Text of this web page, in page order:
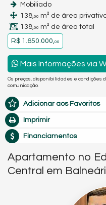
Mobiliado
138,00 m² de área
138,00 m² de área total
R$ 1.650.000,00
Mais Informações via
Os preços, disponibilidades e condições
comunicação.
Adicionar aos Favoritos
Imprimir
Financiamentos
Apartamento no
Central em